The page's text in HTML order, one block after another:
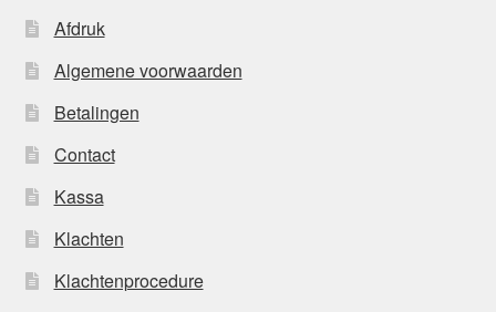
Afdruk
Algemene voorwaarden
Betalingen
Contact
Kassa
Klachten
Klachtenprocedure